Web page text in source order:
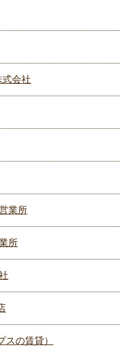
式会社
業所
所
の賃貸）